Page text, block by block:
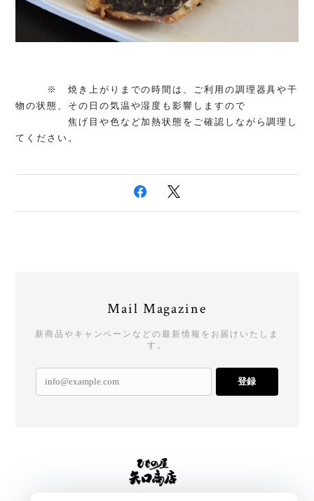
※ 焼き上がりまでの時間は、ご利用の調理器具や干
物の状態、その日の気温や湿度も影響しますので
焦げ目や色など加熱状態をご確認しながら調理し
てください。
Mail Magazine
新商品やキャンペーンなどの最新情報をお届けいたしま
す。
登録